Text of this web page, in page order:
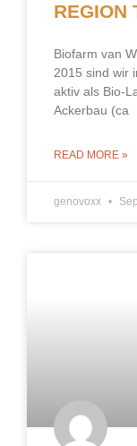
REGION
Biofarm van
2015 sind wir
aktiv als Bio-
Ackerbau (ca
READ MORE »
genovoxx